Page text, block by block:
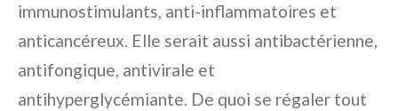
immunostimulants, anti-inflammatoires et
anticancéreux. Elle serait aussi antibactérienne,
antifongique, antivirale et
antihyperglycémiante. De quoi se régaler tout